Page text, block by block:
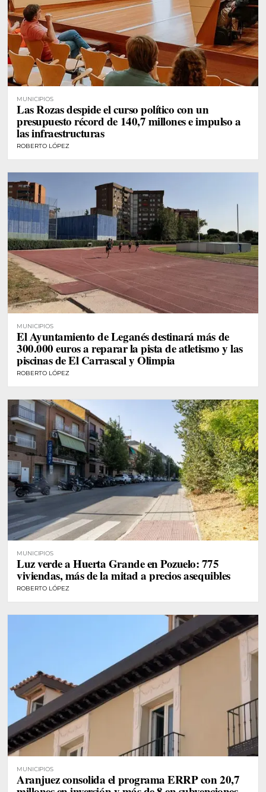
MUNICIPIOS
Las Rozas despide el curso político con un
presupuesto récord de 140,7 millones e impulso a
las infraestructuras
ROBERTO LÓPEZ
MUNICIPIOS
El Ayuntamiento de Leganés destinará más de
300.000 euros a reparar la pista de atletismo y las
piscinas de El Carrascal y Olimpia
ROBERTO LÓPEZ
MUNICIPIOS
Luz verde a Huerta Grande en Pozuelo: 775
viviendas, más de la mitad a precios asequibles
ROBERTO LÓPEZ
MUNICIPIOS
Aranjuez consolida el programa ERRP con 20,7